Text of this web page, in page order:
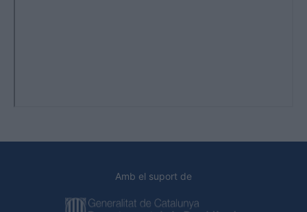
Amb el suport de